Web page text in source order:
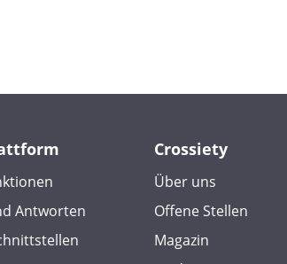
Antworten
Crossiety
Über uns
Offene Stellen
Magazin